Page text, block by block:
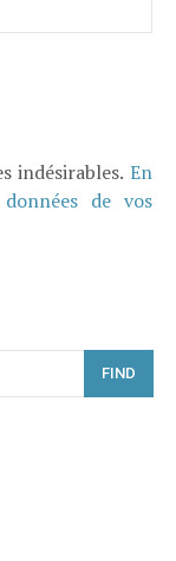
indésirables. En
de vos
FIND